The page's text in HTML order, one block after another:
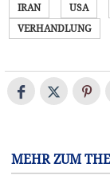
IRAN USA
VERHANDLUNG
MEHR ZUM